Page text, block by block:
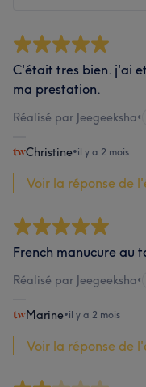
C'était tres bien. j'ai
ma prestation.
Réalisé par Jeegeeksha•
Christine•il y a 2 mois
Voir la réponse de
French manucure au
Réalisé par Jeegeeksha•
Marine•il y a 2 mois
Voir la réponse de